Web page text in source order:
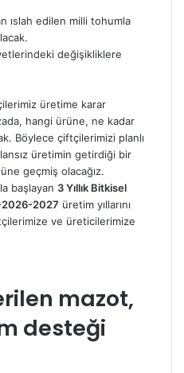
ıslah edilen milli tohumla
değişikliklere
üretime karar
hangi ürüne, ne kadar
Böylece çiftçilerimizi planlı
üretimin getirdiği bir
geçmiş olacağız.
başlayan 3 Yıllık Bitkisel
2027 üretim yıllarını
ve üreticilerimize
mazot,
desteği